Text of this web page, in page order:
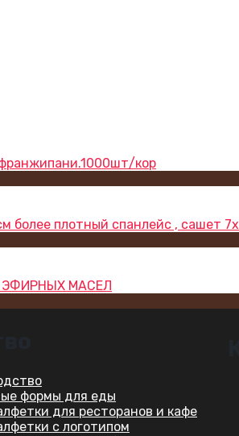
кор
плотный спанлейс , сашет
ЭФИРНЫХ МАСЕЛ
формы для еды
для ресторанов и кафе
с логотипом